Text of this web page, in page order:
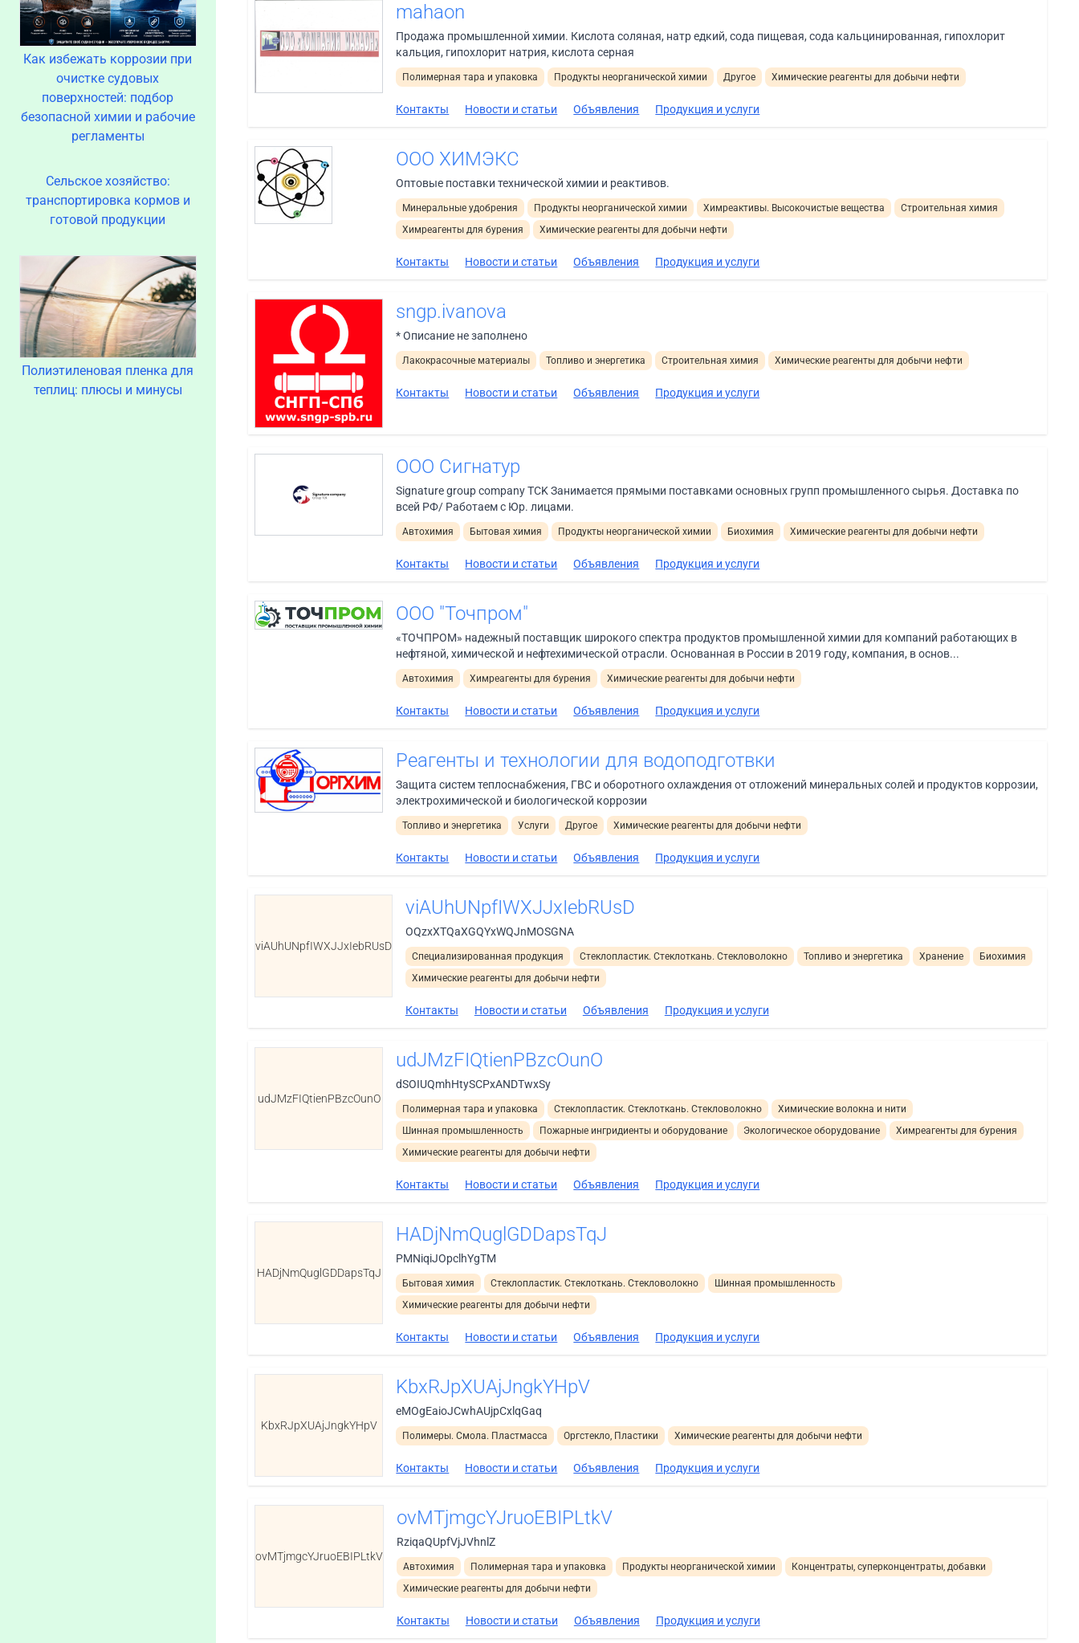
Как избежать коррозии при
очистке судовых
поверхностей: подбор
безопасной химии и рабочие
регламенты
Сельское хозяйство:
транспортировка кормов и
готовой продукции
Полиэтиленовая пленка для
теплиц: плюсы и минусы
mahaon
Продажа промышленной химии. Кислота соляная, натр едкий, сода пищевая, сода кальцинированная, гипохлорит
кальция, гипохлорит натрия, кислота серная
Полимерная тара и упаковка Продукты неорганической химии Другое Химические реагенты для добычи нефти
Контакты Новости и статьи Объявления Продукция и услуги
ООО ХИМЭКС
Оптовые поставки технической химии и реактивов.
Минеральные удобрения Продукты неорганической химии Химреактивы. Высокочистые вещества
Строительная химия
Химреагенты для бурения
Химические реагенты для добычи нефти
Контакты Новости и статьи Объявления Продукция и услуги
sngp.ivanova
* Описание не заполнено
Лакокрасочные материалы Топливо и энергетика Строительная химия Химические реагенты для добычи нефти
Контакты Новости и статьи Объявления Продукция и услуги
ООО Сигнатур
Signature group company TCK Занимается прямыми поставками основных групп промышленного сырья. Доставка по
всей РФ/ Работаем с Юр. лицами.
Автохимия Бытовая химия Продукты неорганической химии Биохимия Химические реагенты для добычи нефти
Контакты Новости и статьи Объявления Продукция и услуги
ООО "Точпром"
«ТОЧПРОМ» надежный поставщик широкого спектра продуктов промышленной химии для компаний работающих в
нефтяной, химической и нефтехимической отрасли. Основанная в России в 2019 году, компания, в основ...
Автохимия Химреагенты для бурения Химические реагенты для добычи нефти
Контакты Новости и статьи Объявления Продукция и услуги
Реагенты и технологии для водоподготвки
Защита систем теплоснабжения, ГВС и оборотного охлаждения от отложений минеральных солей и продуктов коррозии,
электрохимической и биологической коррозии
Топливо и энергетика Услуги Другое Химические реагенты для добычи нефти
Контакты Новости и статьи Объявления Продукция и услуги
viAUhUNpfIWXJJxIebRUsD
viAUhUNpfIWXJJxIebRUsD
OQzxXTQaXGQYxWQJnMOSGNA
Специализированная продукция Стеклопластик. Стеклоткань. Стекловолокно Топливо и энергетика Хранение
Биохимия
Химические реагенты для добычи нефти
Контакты Новости и статьи Объявления Продукция и услуги
udJMzFIQtienPBzcOunO
udJMzFIQtienPBzcOunO
dSOIUQmhHtySCPxANDTwxSy
Полимерная тара и упаковка Стеклопластик. Стеклоткань. Стекловолокно
Химические волокна и нити
Шинная промышленность
Пожарные ингридиенты и оборудование Экологическое оборудование
Химреагенты для бурения
Химические реагенты для добычи нефти
Контакты Новости и статьи Объявления Продукция и услуги
HADjNmQuglGDDapsTqJ
HADjNmQuglGDDapsTqJ
PMNiqiJOpclhYgTM
Бытовая химия Стеклопластик. Стеклоткань. Стекловолокно
Шинная промышленность
Химические реагенты для добычи нефти
Контакты Новости и статьи Объявления Продукция и услуги
KbxRJpXUAjJngkYHpV
KbxRJpXUAjJngkYHpV
eMOgEaioJCwhAUjpCxlqGaq
Полимеры. Смола. Пластмасса Оргстекло, Пластики Химические реагенты для добычи нефти
Контакты Новости и статьи Объявления Продукция и услуги
ovMTjmgcYJruoEBIPLtkV
ovMTjmgcYJruoEBIPLtkV
RziqaQUpfVjJVhnlZ
Автохимия Полимерная тара и упаковка Продукты неорганической химии
Концентраты, суперконцентраты, добавки
Химические реагенты для добычи нефти
Контакты Новости и статьи Объявления Продукция и услуги